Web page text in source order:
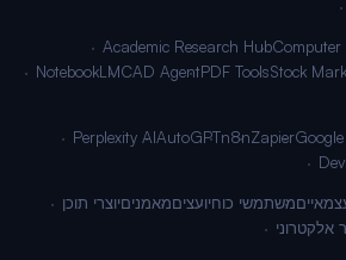
Computer
Academic Research Hub
Stock
PDF Tools
CAD Agent
NotebookLM
Zapier
n8n
AutoGPT
Perplexity AI
משתמשי כוחיועציםמאמניםיוצרי תוכן
אלקטרוני